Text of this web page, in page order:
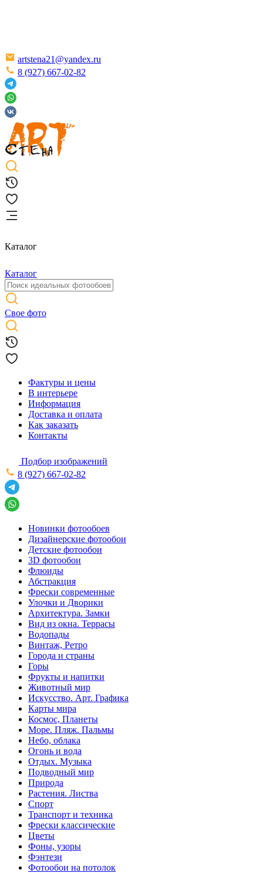
artstena21@yandex.ru
8 (927) 667-02-82
Каталог
Каталог
Свое фото
Фактуры и цены
В интерьере
Информация
Доставка и оплата
Как заказать
Контакты
Подбор изображений
8 (927) 667-02-82
Новинки фотообоев
Дизайнерские фотообои
Детские фотообои
3D фотообои
Флюиды
Абстракция
Фрески современные
Улочки и Дворики
Архитектура. Замки
Вид из окна. Террасы
Водопады
Винтаж, Ретро
Города и страны
Горы
Фрукты и напитки
Животный мир
Искусство. Арт. Графика
Карты мира
Космос, Планеты
Море. Пляж. Пальмы
Небо, облака
Огонь и вода
Отдых. Музыка
Подводный мир
Природа
Растения. Листва
Спорт
Транспорт и техника
Фрески классические
Цветы
Фоны, узоры
Фэнтези
Фотообои на потолок